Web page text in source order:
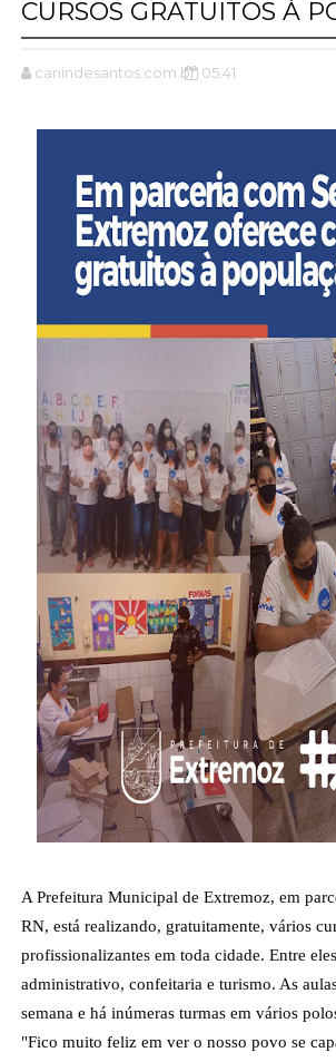
CURSOS GRATUITOS À
canindesantos.com.br 05:41
A Prefeitura Municipal de Extremoz, em
RN, está realizando, gratuitamente, vários
profissionalizantes em toda cidade. Entre
administrativo, confeitaria e turismo. As
semana e há inúmeras turmas em vários
"Fico muito feliz em ver o nosso povo se